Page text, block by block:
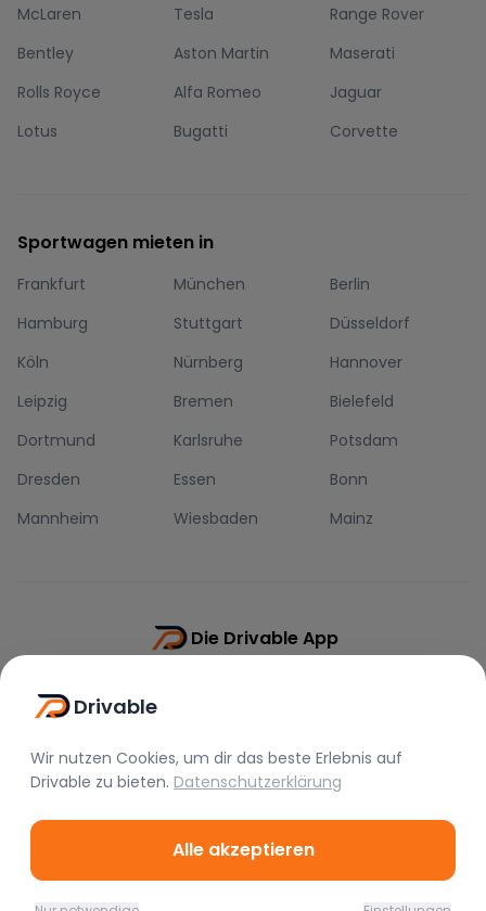
McLaren
Tesla
Range Rover
Bentley
Aston Martin
Maserati
Rolls Royce
Alfa Romeo
Jaguar
Lotus
Bugatti Corvette
Sportwagen mieten in
Frankfurt München
Berlin
Hamburg
Stuttgart
Düsseldorf
Köln
Nürnberg
Hannover
Leipzig
Bremen
Bielefeld
Dortmund
Karlsruhe
Potsdam
Dresden
Essen
Bonn
Mannheim
Wiesbaden Mainz
Die Drivable App
©2026Drivable.Alle Rechte vorbehalten.
Drivable
Wir nutzen Cookies, um dir das beste Erlebnis auf
Drivable zu bieten. Datenschutzerklärung
Alle akzeptieren